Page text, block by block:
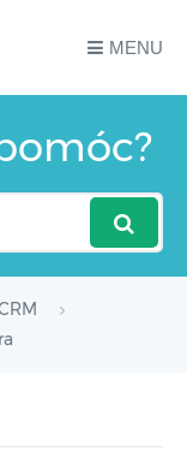
MENU